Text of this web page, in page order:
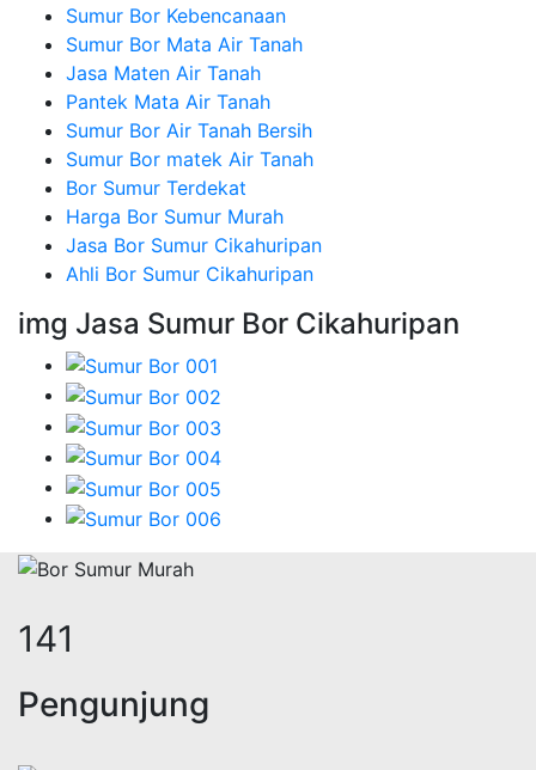
Sumur Bor Kebencanaan
Sumur Bor Mata Air Tanah
Jasa Maten Air Tanah
Pantek Mata Air Tanah
Sumur Bor Air Tanah Bersih
Sumur Bor matek Air Tanah
Bor Sumur Terdekat
Harga Bor Sumur Murah
Jasa Bor Sumur Cikahuripan
Ahli Bor Sumur Cikahuripan
img Jasa Sumur Bor Cikahuripan
173
Pengunjung